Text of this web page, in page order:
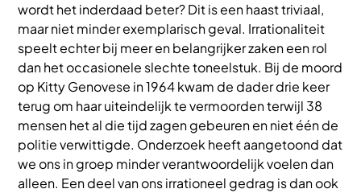
wordt het inderdaad beter? Dit is een haast triviaal,
maar niet minder exemplarisch geval. Irrationaliteit
speelt echter bij meer en belangrijker zaken een rol
dan het occasionele slechte toneelstuk. Bij de moord
op Kitty Genovese in 1964 kwam de dader drie keer
terug om haar uiteindelijk te vermoorden terwijl 38
mensen het al die tijd zagen gebeuren en niet één de
politie verwittigde. Onderzoek heeft aangetoond dat
we ons in groep minder verantwoordelijk voelen dan
alleen. Een deel van ons irrationeel gedrag is dan ook